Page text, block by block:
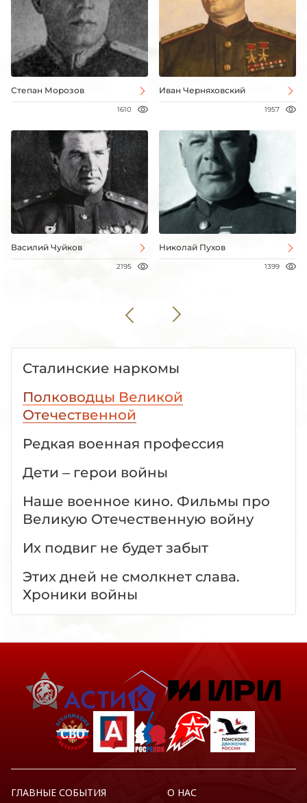
Степан Морозов
1610
Иван Черняховский
1957
Василий Чуйков
2195
Николай Пухов
1399
Сталинские наркомы
Полководцы Великой
Отечественной
Редкая военная профессия
Дети – герои войны
Наше военное кино. Фильмы про
Великую Отечественную войну
Их подвиг не будет забыт
Этих дней не смолкнет слава.
Хроники войны
ГЛАВНЫЕ СОБЫТИЯ О НАС